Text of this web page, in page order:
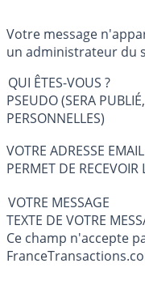
Votre message
un administrateur du
QUI ÊTES-VOUS ?
PSEUDO (SERA
PERSONNELLES)
VOTRE ADRESSE
PERMET DE RECEVOIR
VOTRE MESSAGE
Ce champ n'accepte